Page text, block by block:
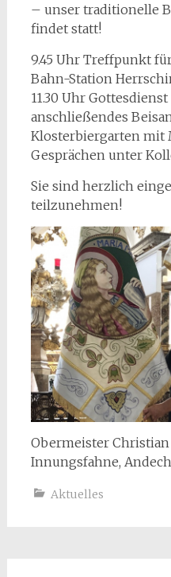
– unser traditionelle
findet statt!
9.45 Uhr Treffpunkt
Bahn-Station
11.30 Uhr
anschließendes
Klosterbiergarten mit
Gesprächen unter
Sie sind herzlich
teilzunehmen!
Obermeister
Innungsfahne,
Aktuelles